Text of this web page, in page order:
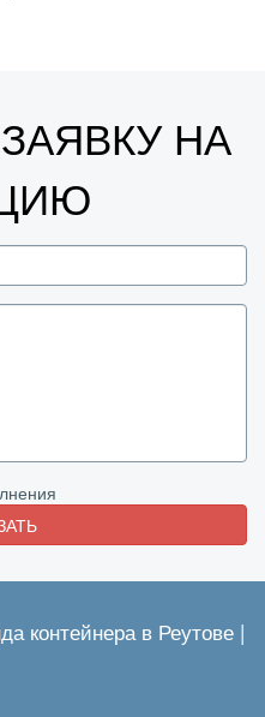
НА
контейнера в Реутове |